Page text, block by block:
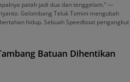
patah jadi dua dan tenggelam.” —
Gelombang Teluk Tomini mengubah
hidup. Sebuah Speedboat pengangkut
Batuan Dihentikan